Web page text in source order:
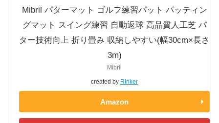
Mibril パターマット ゴルフ練習パット パッティン
グマット スイング練習 自動返球 高品質人工芝 パ
ター技術向上 折り畳み 収納しやすい(幅30cm×長さ
3m)
created by Rinker
Mibril
Amazon